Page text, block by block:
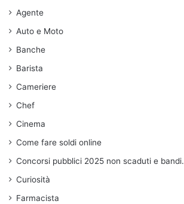
Agente
Auto e Moto
Banche
Barista
Cameriere
Chef
Cinema
Come fare soldi online
Concorsi pubblici 2025 non scaduti e bandi.
Curiosità
Farmacista